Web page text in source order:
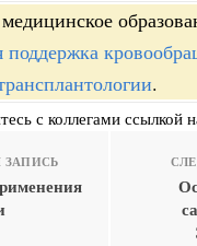
поддержка
.
с коллегами ссылкой